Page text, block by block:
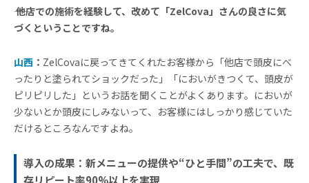
―― 他店での施術を経験して、改めて「ZelCova」さんの良さに気
づくということですね。
山西 ： ZelCovaに戻ってきてくれたお客様から「他店で頭皮にべ
ったりと塗られてショックだった」「においがきつくて、頭皮が
ピリピリした」というお話を聞くことがよくあります。においが
少ないとか頭皮にしみないって、お客様にはしっかり感じていた
だけるところなんですよね。
導入の成果：新メニューの提供や“ひと手間”の工夫で、既
存リピート率90%以上を実現